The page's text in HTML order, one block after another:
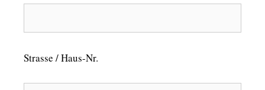
Strasse / Haus-Nr.